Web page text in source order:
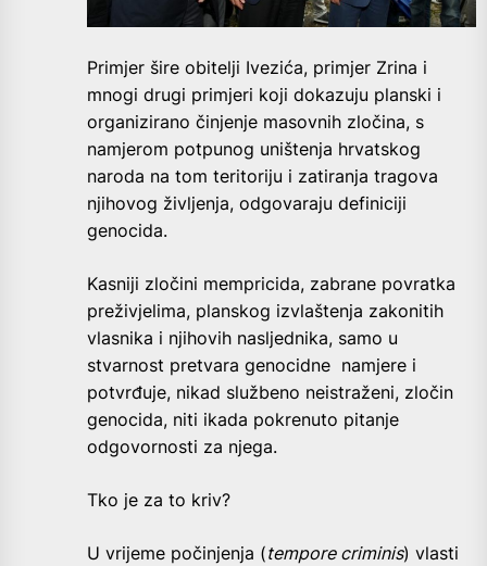
Primjer šire obitelji Ivezića, primjer Zrina i
mnogi drugi primjeri koji dokazuju planski i
organizirano činjenje masovnih zločina, s
namjerom potpunog uništenja hrvatskog
naroda na tom teritoriju i zatiranja tragova
njihovog življenja, odgovaraju definiciji
genocida.
Kasniji zločini mempricida, zabrane povratka
preživjelima, planskog izvlaštenja zakonitih
vlasnika i njihovih nasljednika, samo u
stvarnost pretvara genocidne namjere i
potvrđuje, nikad službeno neistraženi, zločin
genocida, niti ikada pokrenuto pitanje
odgovornosti za njega.
Tko je za to kriv?
U vrijeme počinjenja (tempore criminis) vlasti